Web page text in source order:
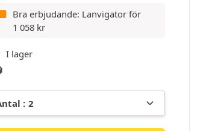
Bra erbjudande: Lanvigator för
1 058 kr
I lager